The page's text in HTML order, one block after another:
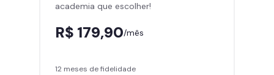
Smart Fit App
academia que escolher!
R$ 179,90/mês
12 meses de fidelidade